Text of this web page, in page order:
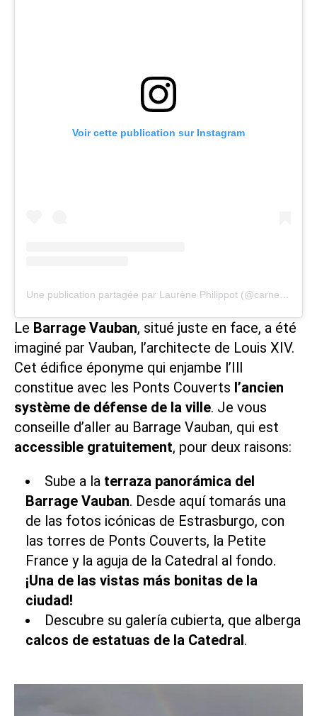
Voir cette publication sur Instagram
Le Barrage Vauban, situé juste en face, a été
imaginé par Vauban, l’architecte de Louis XIV.
Cet édifice éponyme qui enjambe l’Ill
constitue avec les Ponts Couverts l’ancien
système de défense de la ville. Je vous
conseille d’aller au Barrage Vauban, qui est
accessible gratuitement, pour deux raisons:
Sube a la terraza panorámica del
Barrage Vauban. Desde aquí tomarás una
de las fotos icónicas de Estrasburgo, con
las torres de Ponts Couverts, la Petite
France y la aguja de la Catedral al fondo.
¡Una de las vistas más bonitas de la
ciudad!
Descubre su galería cubierta, que alberga
calcos de estatuas de la Catedral.